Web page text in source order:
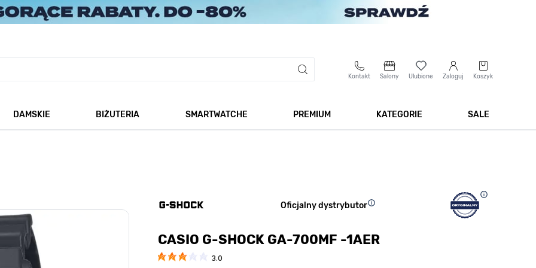
Kontakt Salony Ulubione Zaloguj Koszyk
DAMSKIE
BIŻUTERIA
SMARTWATCHE
PREMIUM
KATEGORIE
SALE
Oficjalny dystrybutor
CASIO G-SHOCK GA-700MF -1AER
3.0